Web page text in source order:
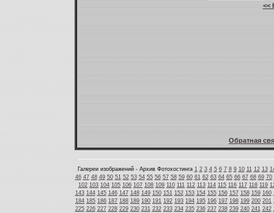
<<
Обратная
Галереи изображений - Архив Фотохостинга 1 2 3 4 5 6 7 8 9 10 11 12 13
46 47 48 49 50 51 52 53 54 55 56 57 58 59 60 61 62 63 64 65 66 67 68 69 70
102 103 104 105 106 107 108 109 110 111 112 113 114 115 116 117 118 119
143 144 145 146 147 148 149 150 151 152 153 154 155 156 157 158 159 160
184 185 186 187 188 189 190 191 192 193 194 195 196 197 198 199 200 201
225 226 227 228 229 230 231 232 233 234 235 236 237 238 239 240 241 242